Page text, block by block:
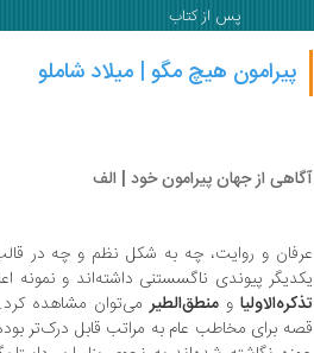
پس از کتاب
پیرامون هیچ مگو | میلاد شاملو
آگاهی از جهان پیرامون خود | الف
عرفان و روایت، چه به شکل نظم و چه در قالب
یکدیگر پیوندی ناگسستنی داشته‌اند و نمونه
تذکره‌الاولیا و منطق‌الطیرمی‌توان مشاهده کرد.
قصه برای مخاطب عام به مراتب قابل درک‌تر